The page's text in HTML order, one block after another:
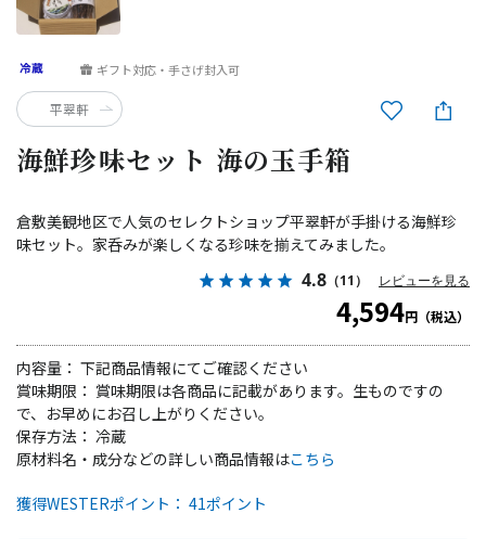
海鮮珍味セット 海の玉手箱
ギフト対応・手さげ封入可
倉敷美観地区で人気のセレクトショップ平翠軒が手掛ける海鮮珍
味セット。家呑みが楽しくなる珍味を揃えてみました。
4.8 （11） レビューを見る
4,594円（税込）
内容量： 下記商品情報にてご確認ください
賞味期限： 賞味期限は各商品に記載があります。生ものですの
で、お早めにお召し上がりください。
保存方法： 冷蔵
獲得WESTERポイント： 41ポイント
原材料名・成分などの詳しい商品情報はこちら
平翠軒